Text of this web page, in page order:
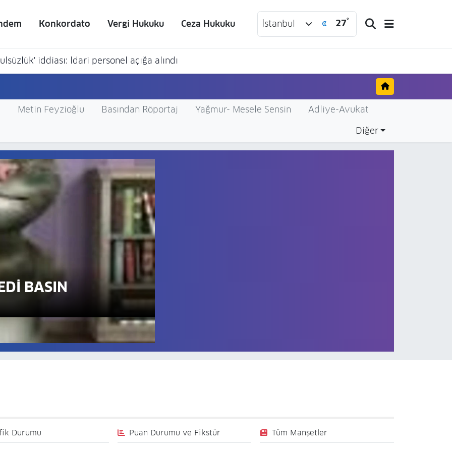
Konkordato Vergi Hukuku Ceza Hukuku İstanbul 27°
iddiası: İdari personel açığa alındı
Metin Feyzioğlu Basından Röportaj Yağmur- Mesele Sensin
Adliye-Avukat
Diğer
BASIN
Durumu Puan Durumu ve Fikstür Tüm Manşetler